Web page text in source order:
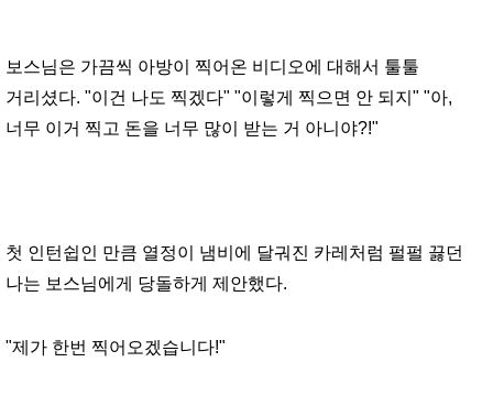
보스님은 가끔씩 아방이 찍어온 비디오에 대해서 툴툴
거리셨다. "이건 나도 찍겠다" "이렇게 찍으면 안 되지" "아,
너무 이거 찍고 돈을 너무 많이 받는 거 아니야?!"
첫 인턴쉽인 만큼 열정이 냄비에 달궈진 카레처럼 펄펄 끓던
나는 보스님에게 당돌하게 제안했다.
"제가 한번 찍어오겠습니다!"